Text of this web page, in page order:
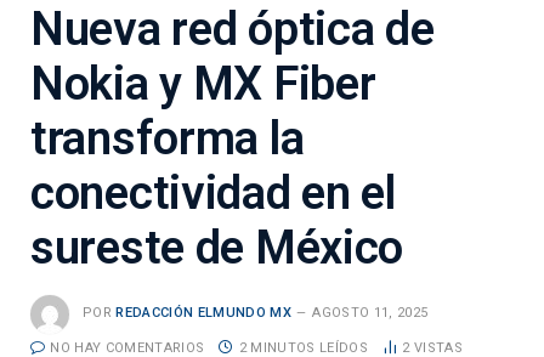
Nueva red óptica de
Nokia y MX Fiber
transforma la
conectividad en el
sureste de México
POR REDACCIÓN ELMUNDO MX AGOSTO 11, 2025
NO HAY COMENTARIOS 2 MINUTOS LEÍDOS 2 VISTAS